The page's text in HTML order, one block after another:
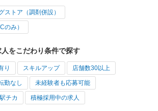
ストア（調剤併設）
のみ）
をこだわり条件で探す
り スキルアップ 店舗数30以上
勤なし 未経験者も応募可能
駅チカ 積極採用中の求人